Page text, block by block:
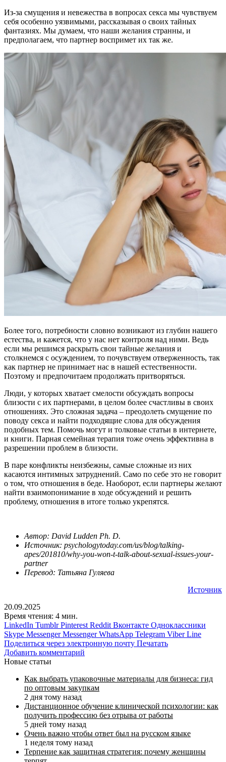
Из-за смущения и невежества в вопросах секса мы чувствуем
себя особенно уязвимыми, рассказывая о своих тайных
фантазиях. Мы думаем, что наши желания странны, и
предполагаем, что партнер воспримет их так же.
Более того, потребности словно возникают из глубин нашего
естества, и кажется, что у нас нет контроля над ними. Ведь
если мы решимся раскрыть свои тайные желания и
столкнемся с осуждением, то почувствуем отверженность, так
как партнер не принимает нас в нашей естественности.
Поэтому и предпочитаем продолжать притворяться.
Люди, у которых хватает смелости обсуждать вопросы
близости с их партнерами, в целом более счастливы в своих
отношениях. Это сложная задача – преодолеть смущение по
поводу секса и найти подходящие слова для обсуждения
подобных тем. Помочь могут и толковые статьи в интернете,
и книги. Парная семейная терапия тоже очень эффективна в
разрешении проблем в близости.
В паре конфликты неизбежны, самые сложные из них
касаются интимных затруднений. Само по себе это не говорит
о том, что отношения в беде. Наоборот, если партнеры желают
найти взаимопонимание в ходе обсуждений и решить
проблему, отношения в итоге только укрепятся.
Автор: David Ludden Ph. D.
Источник: psychologytoday.com/us/blog/talking-
apes/201810/why-you-won-t-talk-about-sexual-issues-your-
partner
Перевод: Татьяна Гуляева
Источник
20.09.2025
Время чтения: 4 мин.
LinkedIn Tumblr Pinterest Reddit Вконтакте Одноклассники
Skype Messenger Messenger WhatsApp Telegram Viber Line
Поделиться через электронную почту Печатать
Добавить комментарий
Новые статьи
Как выбрать упаковочные материалы для бизнеса: гид
по оптовым закупкам
2 дня тому назад
Дистанционное обучение клинической психологии: как
получить профессию без отрыва от работы
5 дней тому назад
Очень важно чтобы ответ был на русском языке
1 неделя тому назад
Терпение как защитная стратегия: почему женщины